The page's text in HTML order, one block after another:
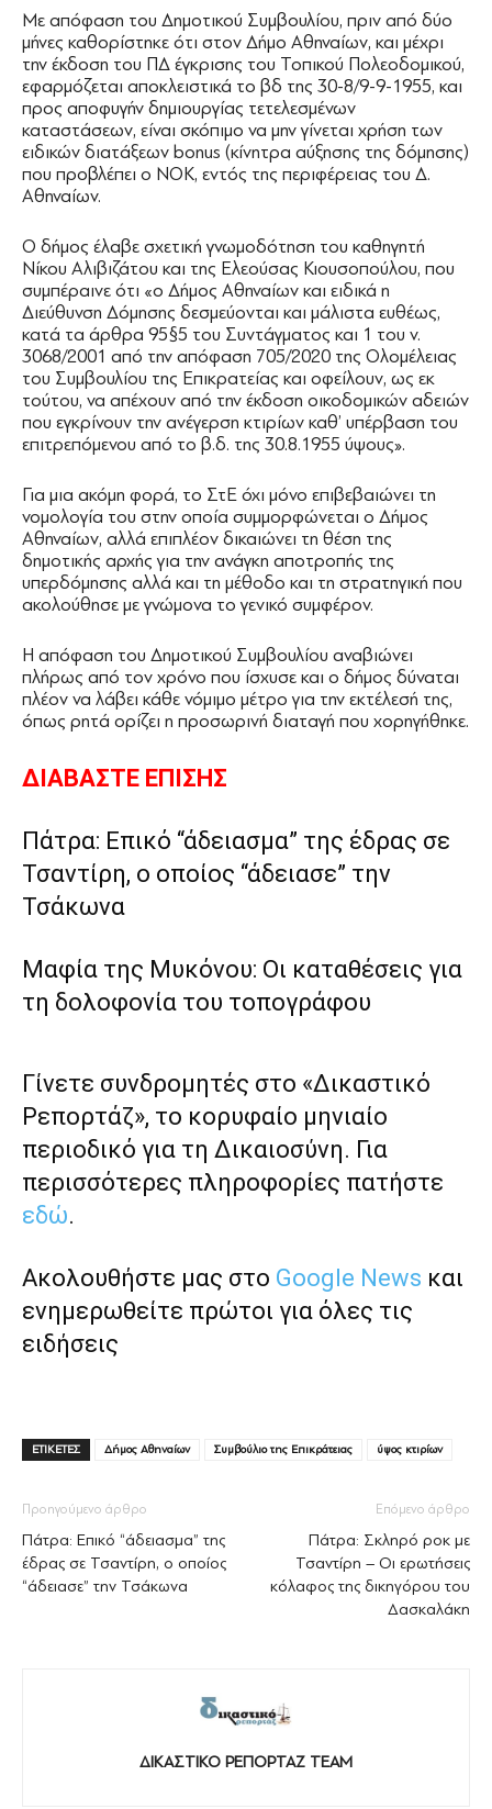
Με απόφαση του Δημοτικού Συμβουλίου, πριν από δύο
μήνες καθορίστηκε ότι στον Δήμο Αθηναίων, και μέχρι
την έκδοση του ΠΔ έγκρισης του Τοπικού Πολεοδομικού,
εφαρμόζεται αποκλειστικά το βδ της 30-8/9-9-1955, και
προς αποφυγήν δημιουργίας τετελεσμένων
καταστάσεων, είναι σκόπιμο να μην γίνεται χρήση των
ειδικών διατάξεων bonus (κίνητρα αύξησης της δόμησης)
που προβλέπει ο ΝΟΚ, εντός της περιφέρειας του Δ.
Αθηναίων.
Ο δήμος έλαβε σχετική γνωμοδότηση του καθηγητή
Νίκου Αλιβιζάτου και της Ελεούσας Κιουσοπούλου, που
συμπέραινε ότι «ο Δήμος Αθηναίων και ειδικά η
Διεύθυνση Δόμησης δεσμεύονται και μάλιστα ευθέως,
κατά τα άρθρα 95§5 του Συντάγματος και 1 του ν.
3068/2001 από την απόφαση 705/2020 της Ολομέλειας
του Συμβουλίου της Επικρατείας και οφείλουν, ως εκ
τούτου, να απέχουν από την έκδοση οικοδομικών αδειών
που εγκρίνουν την ανέγερση κτιρίων καθ’ υπέρβαση του
επιτρεπόμενου από το β.δ. της 30.8.1955 ύψους».
Για μια ακόμη φορά, το ΣτΕ όχι μόνο επιβεβαιώνει τη
νομολογία του στην οποία συμμορφώνεται ο Δήμος
Αθηναίων, αλλά επιπλέον δικαιώνει τη θέση της
δημοτικής αρχής για την ανάγκη αποτροπής της
υπερδόμησης αλλά και τη μέθοδο και τη στρατηγική που
ακολούθησε με γνώμονα το γενικό συμφέρον.
Η απόφαση του Δημοτικού Συμβουλίου αναβιώνει
πλήρως από τον χρόνο που ίσχυσε και ο δήμος δύναται
πλέον να λάβει κάθε νόμιμο μέτρο για την εκτέλεσή της,
όπως ρητά ορίζει η προσωρινή διαταγή που χορηγήθηκε.
ΔΙΑΒΑΣΤΕ ΕΠΙΣΗΣ
Πάτρα: Επικό “άδειασμα” της έδρας σε
Τσαντίρη, ο οποίος “άδειασε” την
Τσάκωνα
Μαφία της Μυκόνου: Οι καταθέσεις για
τη δολοφονία του τοπογράφου
Γίνετε συνδρομητές στο «Δικαστικό
Ρεπορτάζ», το κορυφαίο μηνιαίο
περιοδικό για τη Δικαιοσύνη. Για
περισσότερες πληροφορίες πατήστε
εδώ.
Ακολουθήστε μας στο Google News και
ενημερωθείτε πρώτοι για όλες τις
ειδήσεις
ΕΤΙΚΕΤΕΣ Δήμος Αθηναίων Συμβούλιο της Επικράτειας ύψος κτιρίων
Προηγούμενο άρθρο
Πάτρα: Επικό “άδειασμα” της
έδρας σε Τσαντίρη, ο οποίος
“άδειασε” την Τσάκωνα
Επόμενο άρθρο
Πάτρα: Σκληρό ροκ με
Τσαντίρη – Οι ερωτήσεις
κόλαφος της δικηγόρου του
Δασκαλάκη
ΔΙΚΑΣΤΙΚΟ ΡΕΠΟΡΤΑΖ TEAM